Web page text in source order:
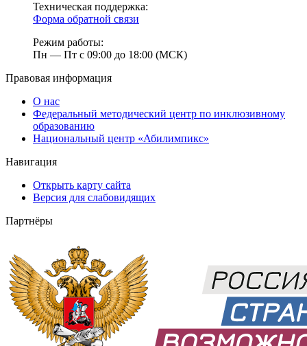
Техническая поддержка:
Форма обратной связи
Режим работы:
Пн — Пт с 09:00 до 18:00 (МСК)
Правовая информация
О нас
Федеральный методический центр по инклюзивному
образованию
Национальный центр «Абилимпикс»
Навигация
Открыть карту сайта
Версия для слабовидящих
Партнёры